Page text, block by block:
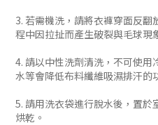
3. 若需機洗，請將衣褲穿面反
程中因拉扯而產生破裂與毛球現
4. 請以中性洗劑清洗，不可使
水等會降低布料纖維吸濕排汗的
5. 請用洗衣袋進行脫水後，置
烘乾。